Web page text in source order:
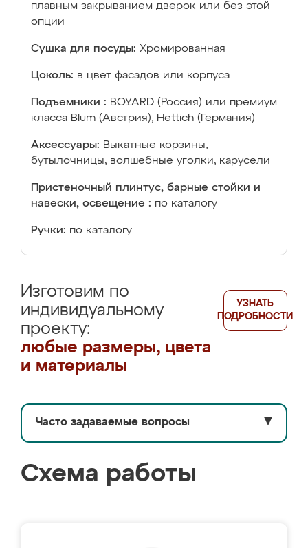
плавным закрыванием дверок или без этой
опции
Сушка для посуды: Хромированная
Цоколь: в цвет фасадов или корпуса
Подъемники : BOYARD (Россия) или премиум
класса Blum (Австрия), Hettich (Германия)
Аксессуары: Выкатные корзины,
бутылочницы, волшебные уголки, карусели
Пристеночный плинтус, барные стойки и
навески, освещение : по каталогу
Ручки: по каталогу
Изготовим по
индивидуальному
проекту:
любые размеры, цвета
и материалы
УЗНАТЬ
ПОДРОБНОСТИ
Часто задаваемые вопросы ▼
Схема работы